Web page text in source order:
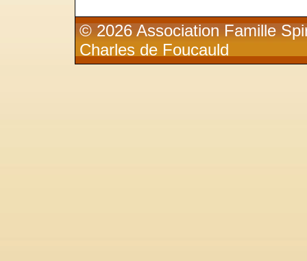
© 2026 Association Famille
Charles de Foucauld